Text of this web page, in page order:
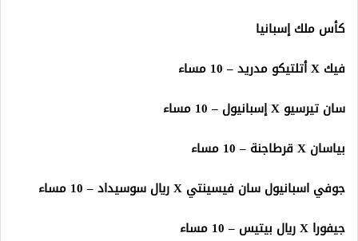
كأس ملك إسبانيا
فيك X أتلتيكو مدريد – 10 مساء
سان تيرسيو X إسبانيول – 10 مساء
بياسان X قرطاجنة – 10 مساء
جوفي اسبانيول سان فيسينتي X ريال سوسيداد – 10 مساء
جيفورا X ريال بيتيس – 10 مساء